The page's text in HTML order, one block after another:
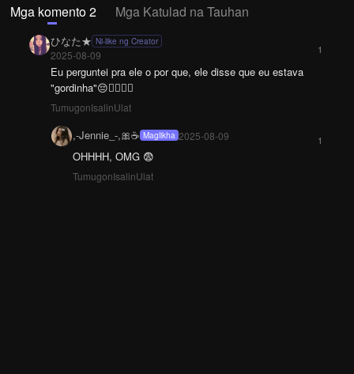
Mga komento 2 Mga Katulad na Tauhan
ひなた★ Ni-like ng Creator
2025-08-09 1
Eu perguntei pra ele o por que, ele disse que eu estava
"gordinha"😔👉🏻👈🏻
TumugonIsalinUlat
,-Jennie_-,🎀☕️ Maglikha 2025-08-09 1
OHHHH, OMG 😨
TumugonIsalinUlat